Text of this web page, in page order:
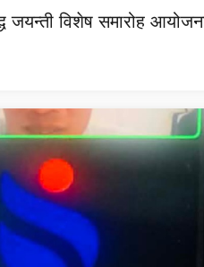
जयन्ती विशेष समारोह